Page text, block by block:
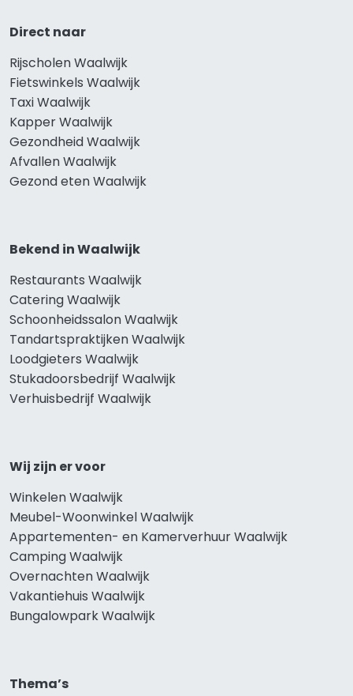
Direct naar
Rijscholen Waalwijk
Fietswinkels Waalwijk
Taxi Waalwijk
Kapper Waalwijk
Gezondheid Waalwijk
Afvallen Waalwijk
Gezond eten Waalwijk
Bekend in Waalwijk
Restaurants Waalwijk
Catering Waalwijk
Schoonheidssalon Waalwijk
Tandartspraktijken Waalwijk
Loodgieters Waalwijk
Stukadoorsbedrijf Waalwijk
Verhuisbedrijf Waalwijk
Wij zijn er voor
Winkelen Waalwijk
Meubel-Woonwinkel Waalwijk
Appartementen- en Kamerverhuur Waalwijk
Camping Waalwijk
Overnachten Waalwijk
Vakantiehuis Waalwijk
Bungalowpark Waalwijk
Thema’s